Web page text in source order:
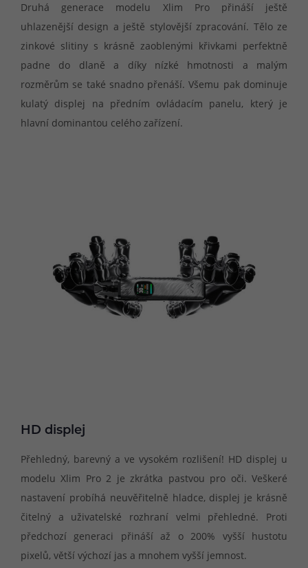
Druhá generace modelu Xlim Pro přináší ještě
uhlazenější design a ještě stylovější zpracování. Tělo ze
zinkové slitiny s krásně zaoblenými křivkami perfektně
padne do dlaně a díky nízké hmotnosti a malým
rozměrům se také snadno přenáší. Všemu pak dominuje
kulatý displej na předním ovládacím panelu, který je
hlavní dominantou celého zařízení.
HD displej
Přehledný, barevný a ve vysokém rozlišení! HD displej u
modelu Xlim Pro 2 je zkrátka pastvou pro oči. Veškeré
nastavení probíhá neuvěřitelně hladce, displej je krásně
čitelný a uživatelské rozhraní velmi přehledné. Proti
předchozí generaci přináší až o 200% vyšší hustotu
pixelů, větší výchozí jas a mnohem vyšší jemnost.